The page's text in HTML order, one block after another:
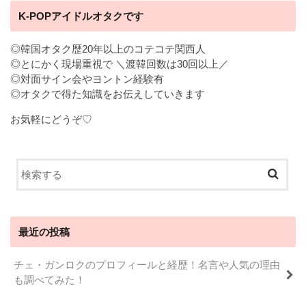
K-POPアイドルオタクです
◎韓国オタク歴20年以上のコテコテ関西人
◎とにかく現場重視で ＼渡韓回数は30回以上／
◎対面サイン会やヨントン経験有
◎オタクで得た知識をお伝えしていきます
お気軽にどうぞ♡
最近の投稿
チェ・ガンロクのプロフィールと経歴！名言や人気の理由
も調べてみた！